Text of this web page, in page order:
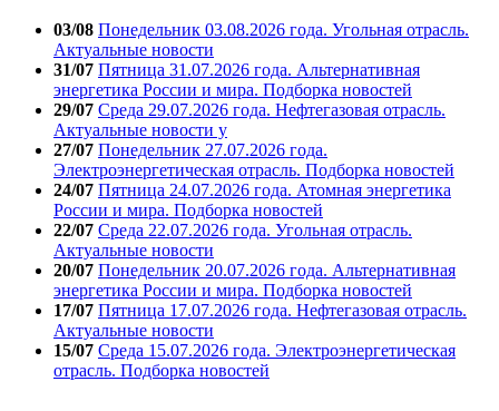
03/08 Понедельник 03.08.2026 года. Угольная отрасль.
Актуальные новости
31/07 Пятница 31.07.2026 года. Альтернативная
энергетика России и мира. Подборка новостей
29/07 Среда 29.07.2026 года. Нефтегазовая отрасль.
Актуальные новости у
27/07 Понедельник 27.07.2026 года.
Электроэнергетическая отрасль. Подборка новостей
24/07 Пятница 24.07.2026 года. Атомная энергетика
России и мира. Подборка новостей
22/07 Среда 22.07.2026 года. Угольная отрасль.
Актуальные новости
20/07 Понедельник 20.07.2026 года. Альтернативная
энергетика России и мира. Подборка новостей
17/07 Пятница 17.07.2026 года. Нефтегазовая отрасль.
Актуальные новости
15/07 Среда 15.07.2026 года. Электроэнергетическая
отрасль. Подборка новостей